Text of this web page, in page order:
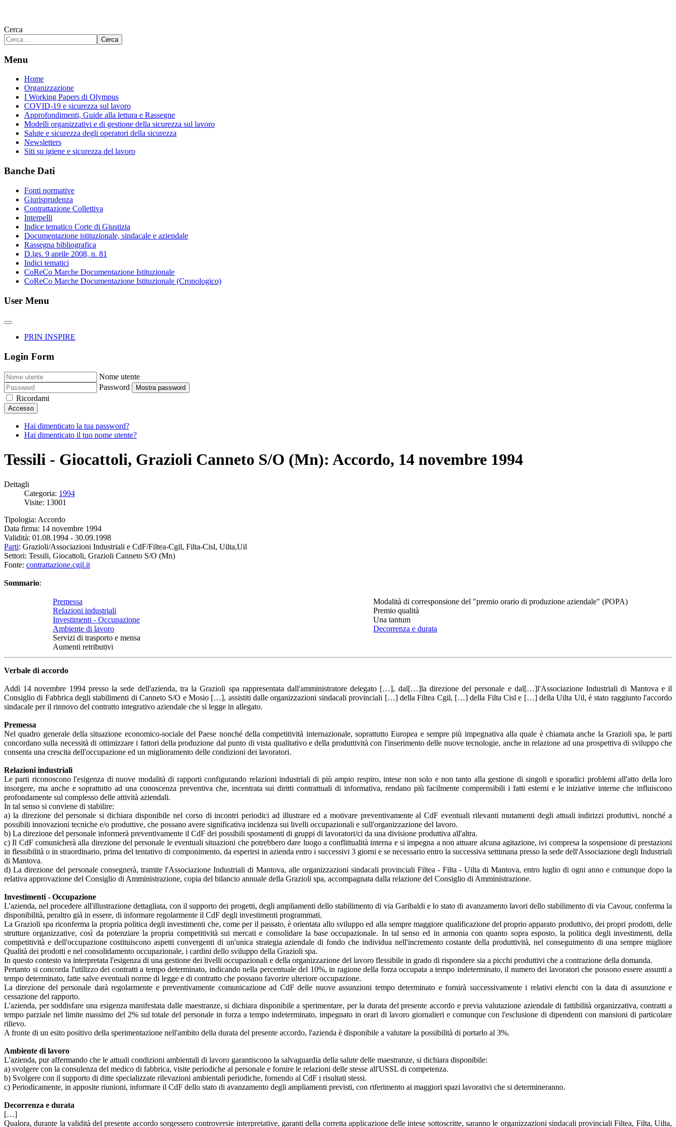
Cerca
Cerca
Menu
Home
Organizzazione
I Working Papers di Olympus
COVID-19 e sicurezza sul lavoro
Approfondimenti, Guide alla lettura e Rassegne
Modelli organizzativi e di gestione della sicurezza sul lavoro
Salute e sicurezza degli operatori della sicurezza
Newsletters
Siti su igiene e sicurezza del lavoro
Banche Dati
Fonti normative
Giurisprudenza
Contrattazione Collettiva
Interpelli
Indice tematico Corte di Giustizia
Documentazione istituzionale, sindacale e aziendale
Rassegna bibliografica
D.lgs. 9 aprile 2008, n. 81
Indici tematici
CoReCo Marche Documentazione Istituzionale
CoReCo Marche Documentazione Istituzionale (Cronologico)
User Menu
PRIN INSPIRE
Login Form
Nome utente
Password
Mostra password
Ricordami
Accesso
Hai dimenticato la tua password?
Hai dimenticato il tuo nome utente?
Tessili - Giocattoli, Grazioli Canneto S/O (Mn): Accordo, 14 novembre 1994
Dettagli
Categoria: 1994
Visite: 13001
Tipologia: Accordo
Data firma: 14 novembre 1994
Validità: 01.08.1994 - 30.09.1998
Parti: Grazioli/Associazioni Industriali e CdF/Filtea-Cgil, Filta-Cisl, Uilta,Uil
Settori: Tessili, Giocattoli, Grazioli Canneto S/O (Mn)
Fonte: contrattazione.cgil.it
Sommario:
Premessa
Relazioni industriali
Investimenti - Occupazione
Ambiente di lavoro
Servizi di trasporto e mensa
Aumenti retributivi
Modalità di corresponsione del "premio orario di produzione aziendale" (POPA)
Premio qualità
Una tantum
Decorrenza e durata
Verbale di accordo
Addì 14 novembre 1994 presso la sede dell'azienda, tra la Grazioli spa rappresentata dall'amministratore delegato […], dal[…]la direzione del personale e dal[…]l'Associazione Industriali di Mantova e il
Consiglio di Fabbrica degli stabilimenti di Canneto S/O e Mosio […], assistiti dalle organizzazioni sindacali provinciali […] della Filtea Cgil, […] della Filta Cisl e […] della Uilta Uil, è stato raggiunto l'accordo
sindacale per il rinnovo del contratto integrativo aziendale che si legge in allegato.
Premessa
Nel quadro generale della situazione economico-sociale del Paese nonché della competitività internazionale, soprattutto Europea e sempre più impegnativa alla quale è chiamata anche la Grazioli spa, le parti
concordano sulla necessità di ottimizzare i fattori della produzione dal punto di vista qualitativo e della produttività con l'inserimento delle nuove tecnologie, anche in relazione ad una prospettiva di sviluppo che
consenta una crescita dell'occupazione ed un miglioramento delle condizioni dei lavoratori.
Relazioni industriali
Le parti riconoscono l'esigenza di nuove modalità di rapporti configurando relazioni industriali di più ampio respiro, intese non solo e non tanto alla gestione di singoli e sporadici problemi all'atto della loro
insorgere, ma anche e soprattutto ad una conoscenza preventiva che, incentrata sui diritti contrattuali di informativa, rendano più facilmente comprensibili i fatti esterni e le iniziative interne che influiscono
profondamente sul complesso delle attività aziendali.
In tal senso si conviene di stabilire:
a) la direzione del personale si dichiara disponibile nel corso di incontri periodici ad illustrare ed a motivare preventivamente al CdF eventuali rilevanti mutamenti degli attuali indirizzi produttivi, nonché a
possibili innovazioni tecniche e/o produttive, che possano avere significativa incidenza sui livelli occupazionali e sull'organizzazione del lavoro.
b) La direzione del personale informerà preventivamente il CdF dei possibili spostamenti di gruppi di lavoratori/ci da una divisione produttiva all'altra.
c) Il CdF comunicherà alla direzione del personale le eventuali situazioni che potrebbero dare luogo a conflittualità interna e si impegna a non attuare alcuna agitazione, ivi compresa la sospensione di prestazioni
in flessibilità o in straordinario, prima del tentativo di componimento, da esperirsi in azienda entro i successivi 3 giorni e se necessario entro la successiva settimana presso la sede dell'Associazione degli Industriali
di Mantova.
d) La direzione del personale consegnerà, tramite l'Associazione Industriali di Mantova, alle organizzazioni sindacali provinciali Filtea - Filta - Uilta di Mantova, entro luglio di ogni anno e comunque dopo la
relativa approvazione del Consiglio di Amministrazione, copia del bilancio annuale della Grazioli spa, accompagnata dalla relazione del Consiglio di Amministrazione.
Investimenti - Occupazione
L'azienda, nel procedere all'illustrazione dettagliata, con il supporto dei progetti, degli ampliamenti dello stabilimento di via Garibaldi e lo stato di avanzamento lavori dello stabilimento di via Cavour, conferma la
disponibilità, peraltro già in essere, di informare regolarmente il CdF degli investimenti programmati.
La Grazioli spa riconferma la propria politica degli investimenti che, come per il passato, è orientata allo sviluppo ed alla sempre maggiore qualificazione del proprio apparato produttivo, dei propri prodotti, delle
strutture organizzative, così da potenziare la propria competitività sui mercati e consolidare la base occupazionale. In tal senso ed in armonia con quanto sopra esposto, la politica degli investimenti, della
competitività e dell'occupazione costituiscono aspetti convergenti di un'unica strategia aziendale di fondo che individua nell'incremento costante della produttività, nel conseguimento di una sempre migliore
Qualità dei prodotti e nel consolidamento occupazionale, i cardini dello sviluppo della Grazioli spa.
In questo contesto va interpretata l'esigenza di una gestione dei livelli occupazionali e della organizzazione del lavoro flessibile in grado di rispondere sia a picchi produttivi che a contrazione della domanda.
Pertanto si concorda l'utilizzo dei contratti a tempo determinato, indicando nella percentuale del 10%, in ragione della forza occupata a tempo indeterminato, il numero dei lavoratori che possono essere assunti a
tempo determinato, fatte salve eventuali norme di legge e di contratto che possano favorire ulteriore occupazione.
La direzione del personale darà regolarmente e preventivamente comunicazione ad CdF delle nuove assunzioni tempo determinato e fornirà successivamente i relativi elenchi con la data di assunzione e
cessazione del rapporto.
L'azienda, per soddisfare una esigenza manifestata dalle maestranze, si dichiara disponibile a sperimentare, per la durata del presente accordo e previa valutazione aziendale di fattibilità organizzativa, contratti a
tempo parziale nel limite massimo del 2% sul totale del personale in forza a tempo indeterminato, impegnato in orari di lavoro giornalieri e comunque con l'esclusione di dipendenti con mansioni di particolare
rilievo.
A fronte di un esito positivo della sperimentazione nell'ambito della durata del presente accordo, l'azienda è disponibile a valutare la possibilità di portarlo al 3%.
Ambiente di lavoro
L'azienda, pur affermando che le attuali condizioni ambientali di lavoro garantiscono la salvaguardia della salute delle maestranze, si dichiara disponibile:
a) svolgere con la consulenza del medico di fabbrica, visite periodiche al personale e fornire le relazioni delle stesse all'USSL di competenza.
b) Svolgere con il supporto di ditte specializzate rilevazioni ambientali periodiche, fornendo al CdF i risultati stessi.
c) Periodicamente, in apposite riunioni, informare il CdF dello stato di avanzamento degli ampliamenti previsti, con riferimento ai maggiori spazi lavorativi che si determineranno.
Decorrenza e durata
[…]
Qualora, durante la validità del presente accordo sorgessero controversie interpretative, garanti della corretta applicazione delle intese sottoscritte, saranno le organizzazioni sindacali provinciali Filtea, Filta, Uilta,